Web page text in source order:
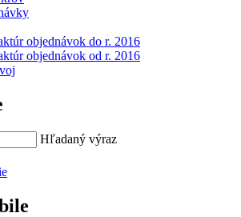
objednávok do r. 2016
objednávok od r. 2016
Hľadaný výraz